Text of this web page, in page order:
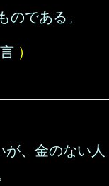
のである。
）
、金のない人